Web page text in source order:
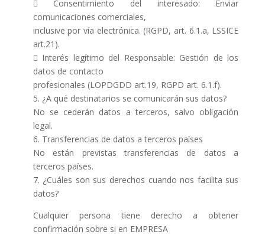
 Consentimiento del interesado: Enviar
comunicaciones comerciales,
inclusive por vía electrónica. (RGPD, art. 6.1.a, LSSICE
art.21).
 Interés legítimo del Responsable: Gestión de los
datos de contacto
profesionales (LOPDGDD art.19, RGPD art. 6.1.f).
5. ¿A qué destinatarios se comunicarán sus datos?
No se cederán datos a terceros, salvo obligación
legal.
6. Transferencias de datos a terceros países
No están previstas transferencias de datos a
terceros países.
7. ¿Cuáles son sus derechos cuando nos facilita sus
datos?
Cualquier persona tiene derecho a obtener
confirmación sobre si en EMPRESA